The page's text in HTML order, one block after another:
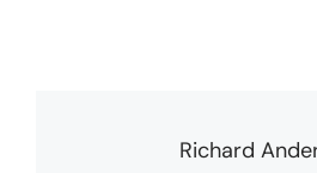
Richard